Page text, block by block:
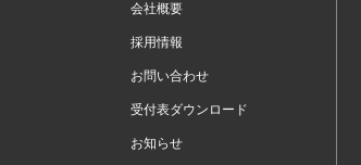
会社概要
採用情報
お問い合わせ
受付表ダウンロード
お知らせ